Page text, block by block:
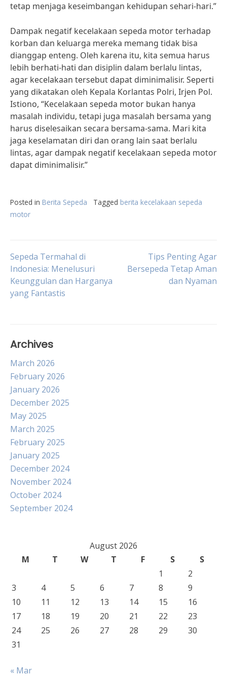
tetap menjaga keseimbangan kehidupan sehari-hari.”
Dampak negatif kecelakaan sepeda motor terhadap
korban dan keluarga mereka memang tidak bisa
dianggap enteng. Oleh karena itu, kita semua harus
lebih berhati-hati dan disiplin dalam berlalu lintas,
agar kecelakaan tersebut dapat diminimalisir. Seperti
yang dikatakan oleh Kepala Korlantas Polri, Irjen Pol.
Istiono, “Kecelakaan sepeda motor bukan hanya
masalah individu, tetapi juga masalah bersama yang
harus diselesaikan secara bersama-sama. Mari kita
jaga keselamatan diri dan orang lain saat berlalu
lintas, agar dampak negatif kecelakaan sepeda motor
dapat diminimalisir.”
Posted in Berita Sepeda Tagged berita kecelakaan sepeda
motor
Post
navigation
Sepeda Termahal di
Indonesia: Menelusuri
Keunggulan dan Harganya
yang Fantastis
Tips Penting Agar
Bersepeda Tetap Aman
dan Nyaman
Archives
March 2026
February 2026
January 2026
December 2025
May 2025
March 2025
February 2025
January 2025
December 2024
November 2024
October 2024
September 2024
August 2026
M
T W T F S
S
1
2
3
4 5 6 7 8
9
10
11 12 13 14 15
16
17
18 19 20 21 22
23
24
25 26 27 28 29
30
31
« Mar